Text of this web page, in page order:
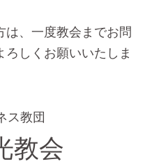
は、一度教会までお問
しくお願いいたしま
ス教団
教会